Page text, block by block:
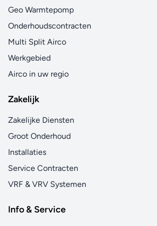
Geo Warmtepomp
Onderhoudscontracten
Multi Split Airco
Werkgebied
Airco in uw regio
Zakelijk
Zakelijke Diensten
Groot Onderhoud
Installaties
Service Contracten
VRF & VRV Systemen
Info & Service